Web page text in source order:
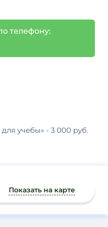
телефону:
учебы» - 3 000 руб.
Показать на карте